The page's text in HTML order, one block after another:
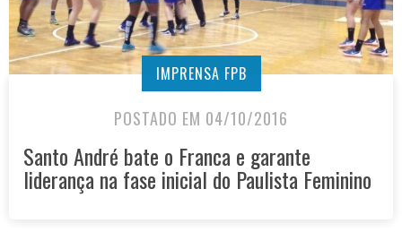
IMPRENSA FPB
POSTADO EM 04/10/2016
Santo André bate o Franca e garante
liderança na fase inicial do Paulista Feminino